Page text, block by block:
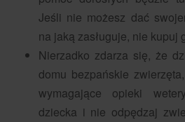
Jeśli nie możesz dać
na jaką zasługuje, nie kupuj
Nierzadko zdarza się, że
domu bezpańskie
wymagające opieki
dziecka i nie odpędzaj